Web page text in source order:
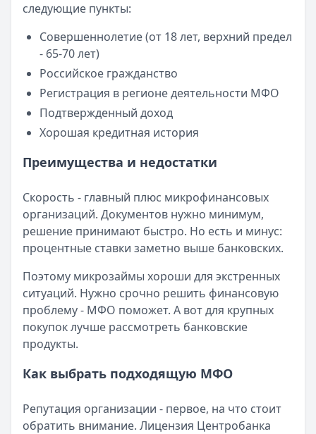
следующие пункты:
Совершеннолетие (от 18 лет, верхний предел
- 65-70 лет)
Российское гражданство
Регистрация в регионе деятельности МФО
Подтвержденный доход
Хорошая кредитная история
Преимущества и недостатки
Скорость - главный плюс микрофинансовых
организаций. Документов нужно минимум,
решение принимают быстро. Но есть и минус:
процентные ставки заметно выше банковских.
Поэтому микрозаймы хороши для экстренных
ситуаций. Нужно срочно решить финансовую
проблему - МФО поможет. А вот для крупных
покупок лучше рассмотреть банковские
продукты.
Как выбрать подходящую МФО
Репутация организации - первое, на что стоит
обратить внимание. Лицензия Центробанка